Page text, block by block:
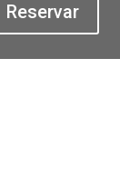
Reservar